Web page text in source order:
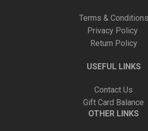
Terms & Conditions
Privacy Policy
Return Policy
USEFUL LINKS
Contact Us
Gift Card Balance
OTHER LINKS